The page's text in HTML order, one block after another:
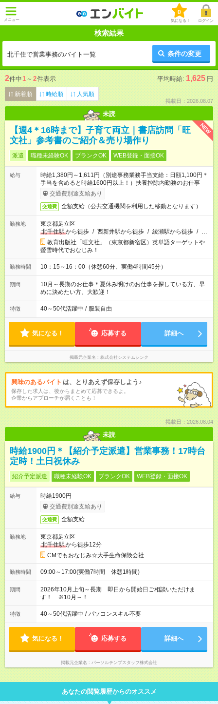
メニュー
0
気になる！ ログイン
検索結果
北千住で営業事務のバイト一覧 条件の変更
2件中1 ～ 2件表示 平均時給: 1,625 円
新着順 時給順 人気順
掲載日：2026.08.07
未読
NEW
【週4＊16時まで】子育て両立｜書店訪問「旺
文社」参考書のご紹介＆売り場作り
派遣 職種未経験OK ブランクOK WEB登録・面接OK
給与
時給1,380円～1,611円（別途事務業務手当支給：日額1,100円＊
手当を含めると時給1600円以上！）扶養控除内勤務のお仕事
交通費別途支給あり
交通費 全額支給（公共交通機関を利用した移動となります）
勤務地
東京都足立区
北千住駅から徒歩 / 西新井駅から徒歩 / 綾瀬駅から徒歩 / …
教育出版社「旺文社」（東京都新宿区）英単語ターゲットや
螢雪時代でおなじみ！
勤務時間 10：15～16：00（休憩60分、実働4時間45分）
期間
10月～長期のお仕事＊夏休み明けのお仕事を探している方、早
めに決めたい方、大歓迎！
特徴 40～50代活躍中 / 服装自由
気になる！ 応募する 詳細へ
掲載元企業名 株式会社システムシンク
興味のあるバイト は、とりあえず保存しよう♪
保存した求人は、後からまとめて応募できるよ。
企業からアプローチが届くことも！
掲載日：2026.08.04
未読
時給1900円＊【紹介予定派遣】営業事務！17時台
定時！土日祝休み
紹介予定派遣 職種未経験OK ブランクOK WEB登録・面接OK
給与
時給1900円
交通費別途支給あり
交通費 全額支給
勤務地
東京都足立区
北千住駅から徒歩12分
CMでもおなじみ☆大手生命保険会社
勤務時間 09:00～17:00(実働7時間 休憩1時間)
期間
2026年10月上旬～長期 即日から開始日ご相談いただけま
す！ ※10月～！
特徴 40～50代活躍中 / パソコンスキル不要
気になる！ 応募する 詳細へ
掲載元企業名 パーソルテンプスタッフ株式会社
あなたの閲覧履歴からのオススメ